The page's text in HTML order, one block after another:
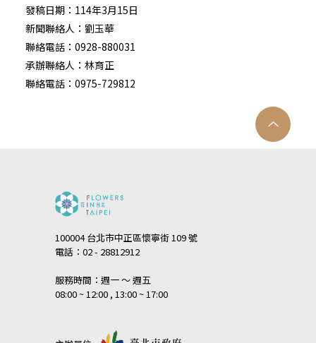
發稿日期：114年3月15日
新聞聯絡人：劉玉華
聯絡電話：0928-880031
承辦聯絡人：林育正
聯絡電話：0975-729812
100004 台北市中正區懷寧街 109 號
電話：02 - 28812912
服務時間：週一 ～ 週五
08:00 ~ 12:00 , 13:00 ~ 17:00